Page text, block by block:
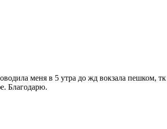
меня в 5 утра до жд вокзала пешком,
Благодарю.